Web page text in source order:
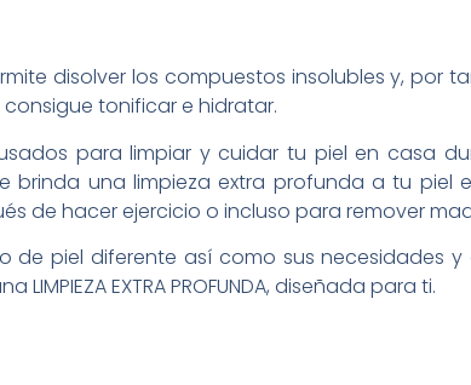
disolver los compuestos insolubles y, por
tonificar e hidratar.
para limpiar y cuidar tu piel en casa
brinda una limpieza extra profunda a tu piel
de hacer ejercicio o incluso para remover
de piel diferente así como sus necesidades
EXTRA PROFUNDA, diseñada para ti.